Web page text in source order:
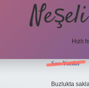
Hızlı
Son Yazılar
Buzlukta
ilbet mobil girişen iyi